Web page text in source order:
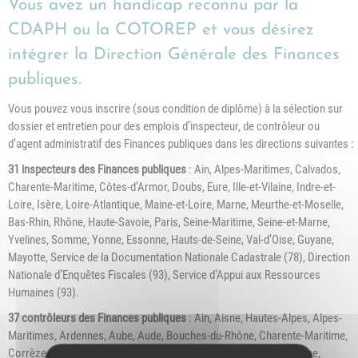
Vous avez un handicap reconnu par la
CDAPH ou la COTOREP et vous désirez
intégrer la Direction Générale des Finances
publiques.
Vous pouvez vous inscrire (sous condition de diplôme) à la sélection sur
dossier et entretien pour des emplois d’inspecteur, de contrôleur ou
d’agent administratif des Finances publiques dans les directions suivantes :
31 inspecteurs des Finances publiques : Ain, Alpes-Maritimes, Calvados,
Charente-Maritime, Côtes-d’Armor, Doubs, Eure, Ille-et-Vilaine, Indre-et-
Loire, Isère, Loire-Atlantique, Maine-et-Loire, Marne, Meurthe-et-Moselle,
Bas-Rhin, Rhône, Haute-Savoie, Paris, Seine-Maritime, Seine-et-Marne,
Yvelines, Somme, Yonne, Essonne, Hauts-de-Seine, Val-d’Oise, Guyane,
Mayotte, Service de la Documentation Nationale Cadastrale (78), Direction
Nationale d’Enquêtes Fiscales (93), Service d’Appui aux Ressources
Humaines (93).
37 contrôleurs des Finances publiques: Ain, Aisne, Hautes-Alpes, Alpes-
Maritimes, Ardennes, Aube, Aude, Bouches-du-Rhône, Charente-Maritime,
Corrèze, Haute-Corse, Dordogne, Drôme, Finistère, Haute-Garonne,